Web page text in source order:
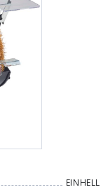
EINHELL